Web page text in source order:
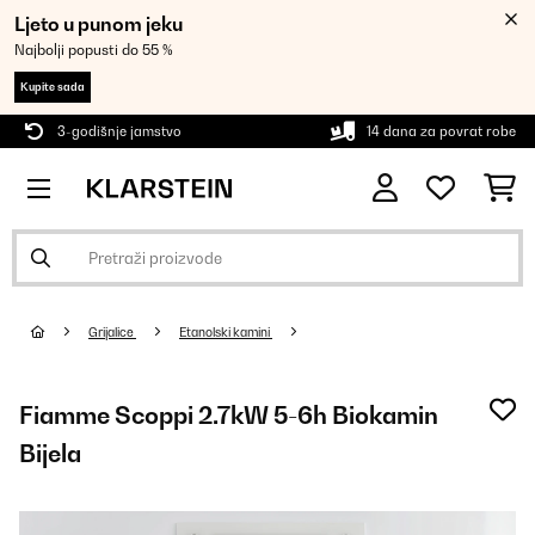
Ljeto u punom jeku
Najbolji popusti do 55 %
Kupite sada
3-godišnje jamstvo 14 dana za povrat robe
Grijalice Etanolski kamini
Fiamme Scoppi 2.7kW 5-6h Biokamin
Bijela